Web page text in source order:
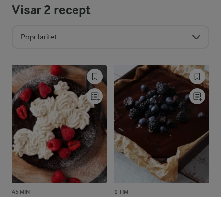
Visar2 recept
Popularitet
45 MIN 1 TIM